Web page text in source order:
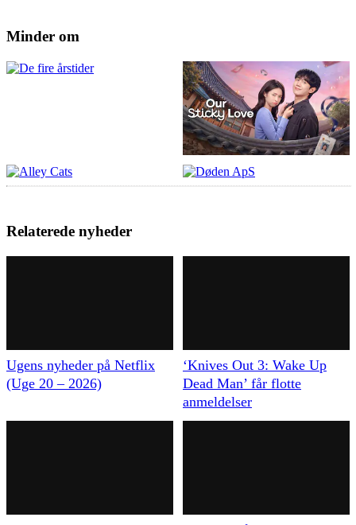
Minder om
Relaterede nyheder
Ugens nyheder på Netflix
(Uge 20 – 2026)
‘Knives Out 3: Wake Up
Dead Man’ får flotte
anmeldelser